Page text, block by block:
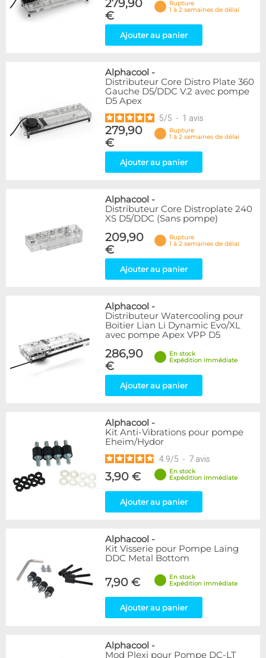
279,90
€
Rupture
1 à 2 semaines de délai
Ajouter au panier
Alphacool -
Distributeur Core Distro Plate 360
Gauche D5/DDC V.2 avec pompe
D5 Apex
5/5 - 1 avis
279,90
€
Rupture
1 à 2 semaines de délai
Ajouter au panier
Alphacool -
Distributeur Core Distroplate 240
XS D5/DDC (Sans pompe)
209,90
€
Rupture
1 à 2 semaines de délai
Ajouter au panier
Alphacool -
Distributeur Watercooling pour
Boitier Lian Li Dynamic Evo/XL
avec pompe Apex VPP D5
286,90
€
En stock
Expédition immédiate
Ajouter au panier
Alphacool -
Kit Anti-Vibrations pour pompe
Eheim/Hydor
4.9/5 - 7 avis
3,90 €
En stock
Expédition immédiate
Ajouter au panier
Alphacool -
Kit Visserie pour Pompe Laing
DDC Metal Bottom
7,90 €
En stock
Expédition immédiate
Ajouter au panier
Alphacool -
Mod Plexi pour Pompe DC-LT